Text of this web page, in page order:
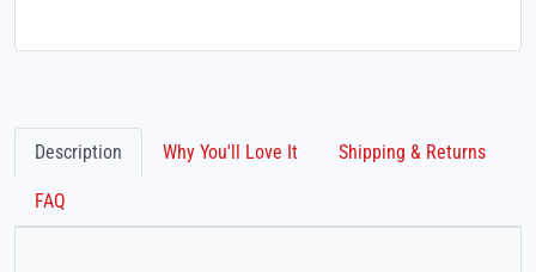
Description Why You'll Love It Shipping & Returns
FAQ